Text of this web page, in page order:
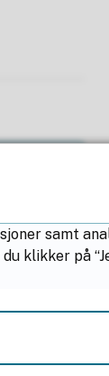
samt
klikker på